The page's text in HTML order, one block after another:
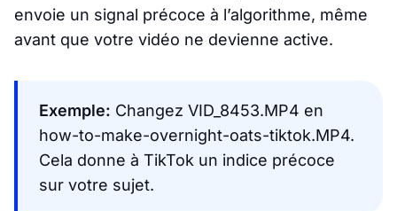
envoie un signal précoce à l’algorithme, même
avant que votre vidéo ne devienne active.
Exemple: Changez VID_8453.MP4 en
how-to-make-overnight-oats-tiktok.MP4.
Cela donne à TikTok un indice précoce
sur votre sujet.